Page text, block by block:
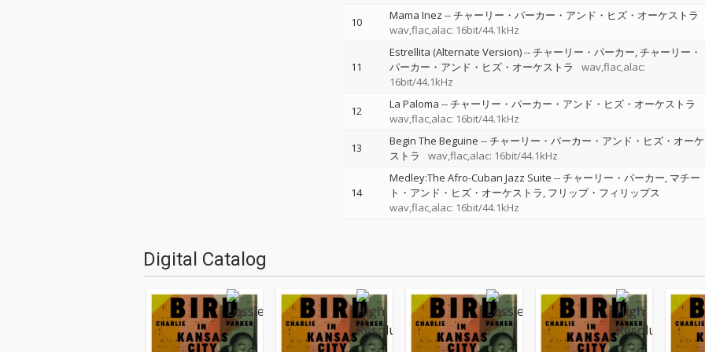
10 Mama Inez --チャーリー・パーカー・アンド・ヒズ・オーケストラ
wav,flac,alac: 16bit/44.1kHz
11
Estrellita (Alternate Version)--チャーリー・パーカー チャーリー・
パーカー・アンド・ヒズ・オーケストラ
wav,flac,alac:
16bit/44.1kHz
12 La Paloma --チャーリー・パーカー・アンド・ヒズ・オーケストラ
wav,flac,alac: 16bit/44.1kHz
13 Begin The Beguine --チャーリー・パーカー・アンド・ヒズ・オーケ
ストラ
wav,flac,alac: 16bit/44.1kHz
14
Medley:The Afro-Cuban Jazz Suite --チャーリー・パーカー マチー
ト・アンド・ヒズ・オーケストラ フリップ・フィリップス
wav,flac,alac: 16bit/44.1kHz
Digital Catalog